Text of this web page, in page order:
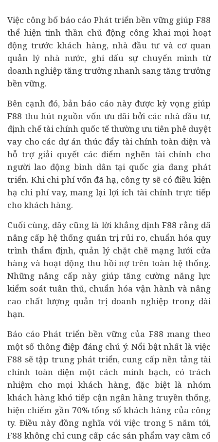
Việc công bố báo cáo Phát triển bền vững giúp F88
thể hiện tinh thần chủ động công khai mọi hoạt
động trước khách hàng, nhà đầu tưvà cơ quan
quản lý nhà nước, ghi dấu sự chuyển mình từ
doanh nghiệp tăng trưởng nhanh sang tăng trưởng
bền vững.
Bên cạnh đó, bản báo cáo này được kỳ vọng giúp
F88 thu hút nguồn vốn ưu đãi bởi các nhà đầu tư,
định chế tài chính quốc tế thường ưu tiên phê duyệt
vay cho các dự án thúc đẩy tài chính toàn diện và
hỗ trợ giải quyết các điểm nghẽn tài chính cho
người lao động bình dân tại quốc gia đang phát
triển. Khi chi phí vốn đã hạ, công ty sẽ có điều kiện
hạ chi phí vay, mang lại lợi ích tài chính trực tiếp
cho khách hàng.
Cuối cùng, đây cũng là lời khẳng định F88 rằng đã
nâng cấp hệ thống quản trị rủi ro, chuẩn hóa quy
trình thẩm định, quản lý chặt chẽ mạng lưới cửa
hàng và hoạt động thu hồi nợ trên toàn hệ thống.
Những nâng cấp này giúp tăng cường năng lực
kiểm soát tuân thủ, chuẩn hóa vận hành và nâng
cao chất lượng quản trị doanh nghiệp trong dài
hạn.
Báo cáo Phát triển bền vững của F88 mang theo
một số thông điệp đáng chú ý. Nổi bật nhất là việc
F88 sẽ tập trung phát triển, cung cấp nền tảng tài
chính toàn diện một cách minh bạch, có trách
nhiệm cho mọi khách hàng, đặc biệt là nhóm
khách hàng khó tiếp cận ngân hàngtruyền thống,
hiện chiếm gần 70% tổng số khách hàng của công
ty. Điều này đồng nghĩa với việc trong 5 năm tới,
F88 không chỉ cung cấp các sản phẩm vay cầm cố